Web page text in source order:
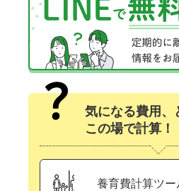
気になる費用、
この場で計算！
養育費計算ツー